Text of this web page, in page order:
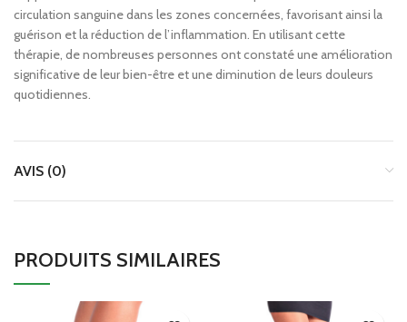
circulation sanguine dans les zones concernées, favorisant ainsi la
guérison et la réduction de l’inflammation. En utilisant cette
thérapie, de nombreuses personnes ont constaté une amélioration
significative de leur bien-être et une diminution de leurs douleurs
quotidiennes.
AVIS (0)
PRODUITS SIMILAIRES